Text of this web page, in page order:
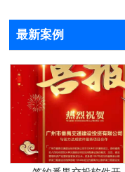
最新案例